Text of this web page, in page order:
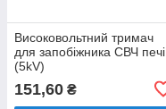
Високовольтний тримач
для запобіжника СВЧ печі
(5kV)
151,60 ₴